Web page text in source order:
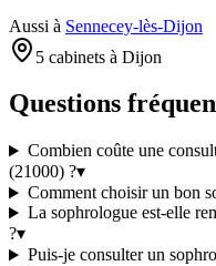
Aussi à Sennecey-lès-Dijon
5 cabinets à Dijon
Questions
Combien coûte une
(21000) ?▾
Comment choisir un bon
La sophrologue est-elle
?▾
Puis-je consulter un